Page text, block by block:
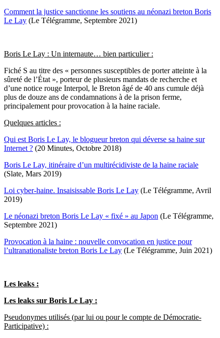
Comment la justice sanctionne les soutiens au néonazi breton Boris
Le Lay (Le Télégramme, Septembre 2021)
Boris Le Lay : Un internaute… bien particulier :
Fiché S au titre des « personnes susceptibles de porter atteinte à la
sûreté de l’État », porteur de plusieurs mandats de recherche et
d’une notice rouge Interpol, le Breton âgé de 40 ans cumule déjà
plus de douze ans de condamnations à de la prison ferme,
principalement pour provocation à la haine raciale.
Quelques articles :
Qui est Boris Le Lay, le blogueur breton qui déverse sa haine sur
Internet ? (20 Minutes, Octobre 2018)
Boris Le Lay, itinéraire d’un multirécidiviste de la haine raciale
(Slate, Mars 2019)
Loi cyber-haine. Insaisissable Boris Le Lay (Le Télégramme, Avril
2019)
Le néonazi breton Boris Le Lay « fixé » au Japon (Le Télégramme,
Septembre 2021)
Provocation à la haine : nouvelle convocation en justice pour
l’ultranationaliste breton Boris Le Lay (Le Télégramme, Juin 2021)
Les leaks :
Les leaks sur Boris Le Lay :
Pseudonymes utilisés (par lui ou pour le compte de Démocratie-
Participative) :